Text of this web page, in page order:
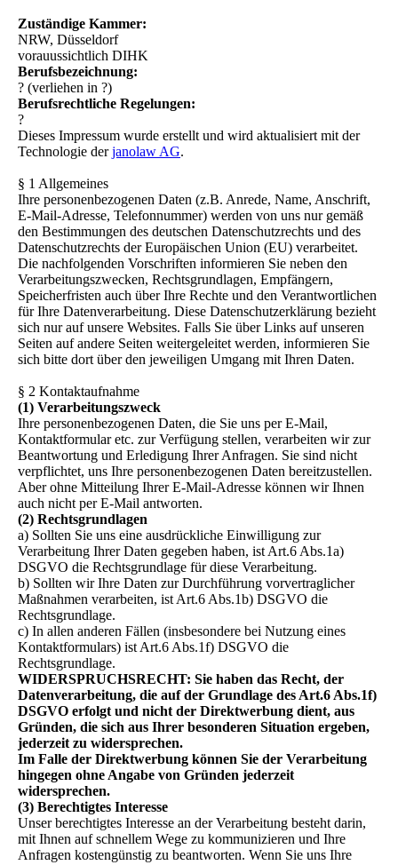
Zuständige Kammer:
NRW, Düsseldorf
vorauussichtlich DIHK
Berufsbezeichnung:
? (verliehen in ?)
Berufsrechtliche Regelungen:
?
Dieses Impressum wurde erstellt und wird aktualisiert mit der
Technologie derjanolaw AG.
§ 1 Allgemeines
Ihre personenbezogenen Daten (z.B. Anrede, Name, Anschrift,
E-Mail-Adresse, Telefonnummer) werden von uns nur gemäß
den Bestimmungen des deutschen Datenschutzrechts und des
Datenschutzrechts der Europäischen Union (EU) verarbeitet.
Die nachfolgenden Vorschriften informieren Sie neben den
Verarbeitungszwecken, Rechtsgrundlagen, Empfängern,
Speicherfristen auch über Ihre Rechte und den Verantwortlichen
für Ihre Datenverarbeitung. Diese Datenschutzerklärung bezieht
sich nur auf unsere Websites. Falls Sie über Links auf unseren
Seiten auf andere Seiten weitergeleitet werden, informieren Sie
sich bitte dort über den jeweiligen Umgang mit Ihren Daten.
§ 2 Kontaktaufnahme
(1) Verarbeitungszweck
Ihre personenbezogenen Daten, die Sie uns per E-Mail,
Kontaktformular etc. zur Verfügung stellen, verarbeiten wir zur
Beantwortung und Erledigung Ihrer Anfragen. Sie sind nicht
verpflichtet, uns Ihre personenbezogenen Daten bereitzustellen.
Aber ohne Mitteilung Ihrer E-Mail-Adresse können wir Ihnen
auch nicht per E-Mail antworten.
(2) Rechtsgrundlagen
a) Sollten Sie uns eine ausdrückliche Einwilligung zur
Verarbeitung Ihrer Daten gegeben haben, ist Art.6 Abs.1a)
DSGVO die Rechtsgrundlage für diese Verarbeitung.
b) Sollten wir Ihre Daten zur Durchführung vorvertraglicher
Maßnahmen verarbeiten, ist Art.6 Abs.1b) DSGVO die
Rechtsgrundlage.
c) In allen anderen Fällen (insbesondere bei Nutzung eines
Kontaktformulars) ist Art.6 Abs.1f) DSGVO die
Rechtsgrundlage.
WIDERSPRUCHSRECHT: Sie haben das Recht, der
Datenverarbeitung, die auf der Grundlage des Art.6 Abs.1f)
DSGVO erfolgt und nicht der Direktwerbung dient, aus
Gründen, die sich aus Ihrer besonderen Situation ergeben,
jederzeit zu widersprechen.
Im Falle der Direktwerbung können Sie der Verarbeitung
hingegen ohne Angabe von Gründen jederzeit
widersprechen.
(3) Berechtigtes Interesse
Unser berechtigtes Interesse an der Verarbeitung besteht darin,
mit Ihnen auf schnellem Wege zu kommunizieren und Ihre
Anfragen kostengünstig zu beantworten. Wenn Sie uns Ihre